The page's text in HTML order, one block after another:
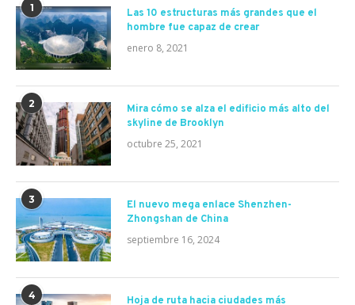
1
Las 10 estructuras más grandes que el
hombre fue capaz de crear
enero 8, 2021
2
Mira cómo se alza el edificio más alto del
skyline de Brooklyn
octubre 25, 2021
3
El nuevo mega enlace Shenzhen-
Zhongshan de China
septiembre 16, 2024
4
Hoja de ruta hacia ciudades más